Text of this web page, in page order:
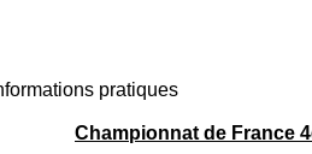
pratiques
Championnat de France